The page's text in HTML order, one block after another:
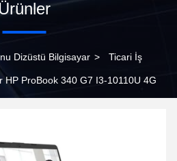
Dizüstü Bilgisayar > Ticari İş
HP ProBook 340 G7 I3-10110U 4G